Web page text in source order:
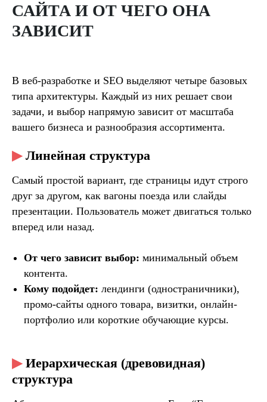
САЙТА И ОТ ЧЕГО ОНА
ЗАВИСИТ
В веб-разработке и SEO выделяют четыре базовых
типа архитектуры. Каждый из них решает свои
задачи, и выбор напрямую зависит от масштаба
вашего бизнеса и разнообразия ассортимента.
▶Линейная структура
Самый простой вариант, где страницы идут строго
друг за другом, как вагоны поезда или слайды
презентации. Пользователь может двигаться только
вперед или назад.
От чего зависит выбор: минимальный объем
контента.
Кому подойдет: лендинги (одностраничники),
промо-сайты одного товара, визитки, онлайн-
портфолио или короткие обучающие курсы.
▶Иерархическая (древовидная)
структура